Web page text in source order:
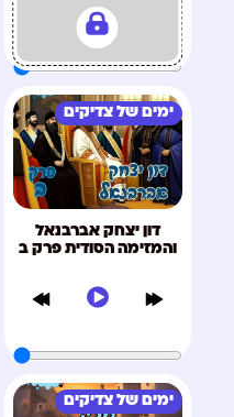
ימים של צדיקים
דון יצחק אברבנאל
והמזימה הסודית פרק ב
ימים של צדיקים